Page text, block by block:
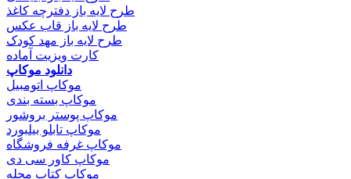
طرح لایه باز دفترچه کاغذ
طرح لایه باز قاب عکس
طرح لایه باز مهد کودک
کارت ویزیت آماده
دانلود موکاپ
موکاپ اتومبیل
موکاپ بسته بندی
موکاپ پوستر بروشور
موکاپ تابلو بیلبورد
موکاپ غرفه فروشگاه
موکاپ کاور سی دی
موکاپ کتاب مجله